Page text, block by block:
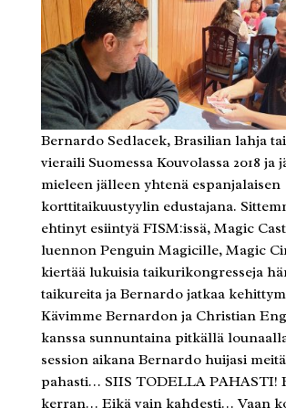
Bernardo Sedlacek, Brasilian lahja
vieraili Suomessa Kouvolassa 2018 ja
mieleen jälleen yhtenä espanjalaisen
korttitaikuustyylin edustajana.
ehtinyt esiintyä FISM:issä, Magic
luennon Penguin Magicille, Magic
kiertää lukuisia taikurikongresseja
taikureita ja Bernardo jatkaa
Kävimme Bernardon ja Christian
kanssa sunnuntaina pitkällä
session aikana Bernardo huijasi
pahasti… SIIS TODELLA PAHASTI!
kerran… Eikä vain kahdesti… Vaan